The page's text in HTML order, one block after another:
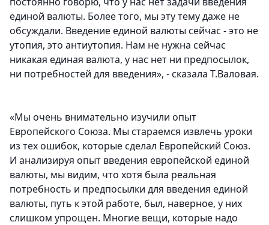
единой валюты. Более того, мы эту тему даже не
обсуждали. Введение единой валюты сейчас - это не
утопия, это антиутопия. Нам не нужна сейчас
никакая единая валюта, у нас нет ни предпосылок,
ни потребностей для введения», - сказала Т.Валовая.
«Мы очень внимательно изучили опыт
Европейского Союза. Мы стараемся извлечь уроки
из тех ошибок, которые сделал Европейский Союз.
И анализируя опыт введения европейской единой
валюты, мы видим, что хотя была реальная
потребность и предпосылки для введения единой
валюты, путь к этой работе, был, наверное, у них
слишком упрощен. Многие вещи, которые надо